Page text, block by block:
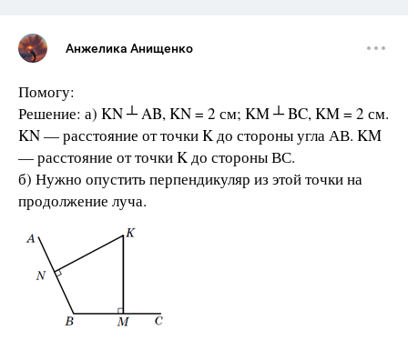
Анжелика Анищенко
Помогу:
Решение: а) KN ┴ AB, KN = 2 см; KM ┴ BC, KM = 2 см.
KN — расстояние от точки K до стороны угла АВ. KM
— расстояние от точки K до стороны ВС.
б) Нужно опустить перпендикуляр из этой точки на
продолжение луча.